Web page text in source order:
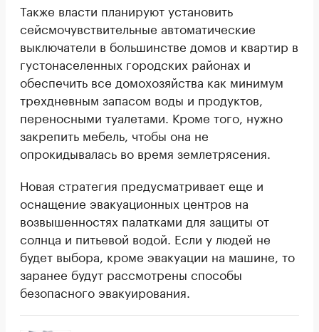
Также власти планируют установить
сейсмочувствительные автоматические
выключатели в большинстве домов и квартир в
густонаселенных городских районах и
обеспечить все домохозяйства как минимум
трехдневным запасом воды и продуктов,
переносными туалетами. Кроме того, нужно
закрепить мебель, чтобы она не
опрокидывалась во время землетрясения.
Новая стратегия предусматривает еще и
оснащение эвакуационных центров на
возвышенностях палатками для защиты от
солнца и питьевой водой. Если у людей не
будет выбора, кроме эвакуации на машине, то
заранее будут рассмотрены способы
безопасного эвакуирования.